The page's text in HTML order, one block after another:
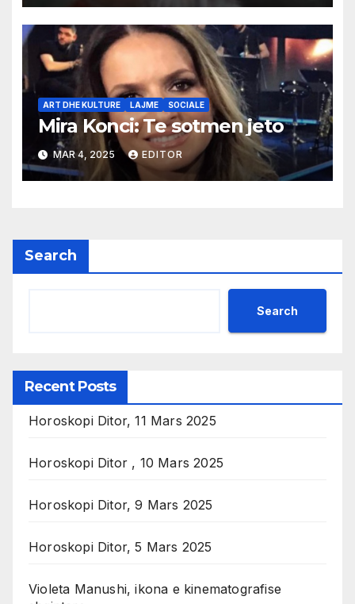
ART DHE KULTURE LAJME SOCIALE
Mira Konci: Te sotmen jeto
MAR 4, 2025 EDITOR
Search
Search
Recent Posts
Horoskopi Ditor, 11 Mars 2025
Horoskopi Ditor , 10 Mars 2025
Horoskopi Ditor, 9 Mars 2025
Horoskopi Ditor, 5 Mars 2025
Violeta Manushi, ikona e kinematografise